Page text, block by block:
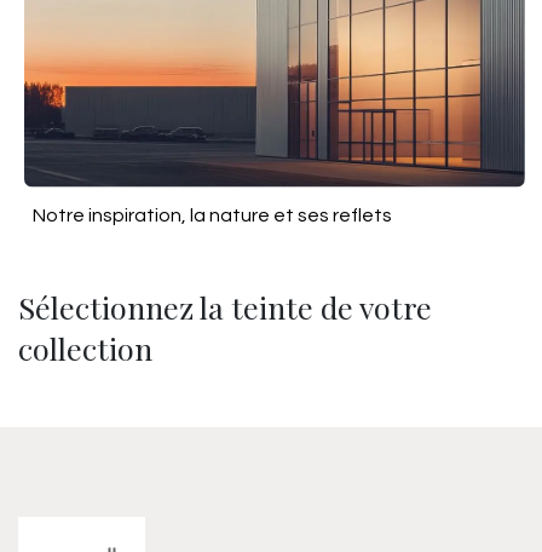
Sélectionnez la teinte de votre
collection
Notre inspiration, la nature et ses reflets